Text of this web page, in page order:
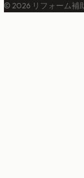
© 2026 リフォーム補